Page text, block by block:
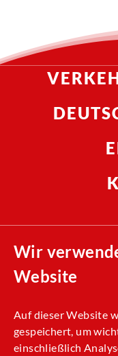
Wir
Website
Auf dieser Website
gespeichert, um
einschließlich
Allgemeine